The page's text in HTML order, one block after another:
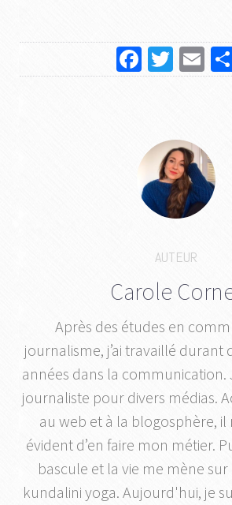
AUTEUR
Carole
Après des études en
journalisme, j’ai travaillé durant
années dans la communication.
journaliste pour divers médias.
au web et à la blogosphère, il
évident d’en faire mon métier.
bascule et la vie me mène
kundalini yoga. Aujourd'hui, je